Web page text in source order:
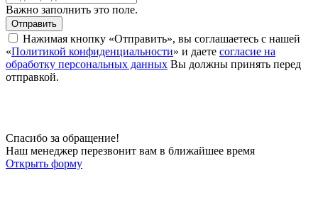
Важно заполнить это поле.
Отправить
Нажимая кнопку «Отправить», вы соглашаетесь с нашей
«Политикой конфиденциальности» и даете согласие на
обработку персональных данных Вы должны принять перед
отправкой.
Спасибо за обращение!
Наш менеджер перезвонит вам в ближайшее время
Открыть форму